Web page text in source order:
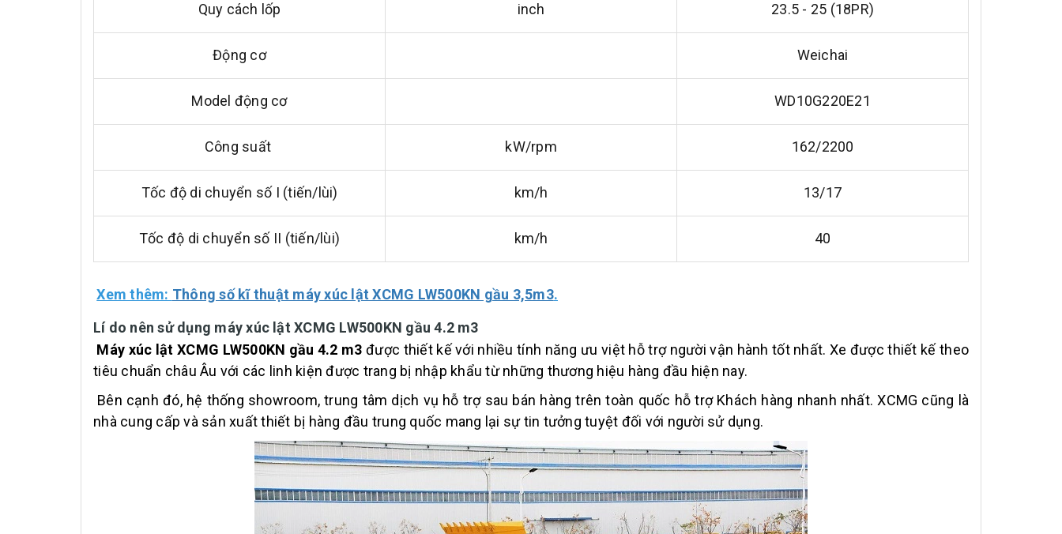
Quy cách lốp inch 23.5 - 25 (18PR)
Động cơ Weichai
Model động cơ WD10G220E21
Công suất kW/rpm 162/2200
Tốc độ di chuyển số I (tiến/lùi) km/h 13/17
Tốc độ di chuyển số II (tiến/lùi) km/h 40
Xem thêm: Thông số kĩ thuật máy xúc lật XCMG LW500KN gầu 3,5m3.
Lí do nên sử dụng máy xúc lật XCMG LW500KN gầu 4.2 m3
Máy xúc lật XCMG LW500KN gầu 4.2 m3 được thiết kế với nhiều tính năng ưu việt hỗ trợ người vận hành tốt nhất. Xe được thiết kế theo
tiêu chuẩn châu Âu với các linh kiện được trang bị nhập khẩu từ những thương hiệu hàng đầu hiện nay.
Bên cạnh đó, hệ thống showroom, trung tâm dịch vụ hỗ trợ sau bán hàng trên toàn quốc hỗ trợ Khách hàng nhanh nhất. XCMG cũng là
nhà cung cấp và sản xuất thiết bị hàng đầu trung quốc mang lại sự tin tưởng tuyệt đối với người sử dụng.